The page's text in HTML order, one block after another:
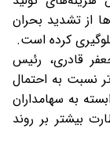
از تشدید بحران
کرده است.
قادری، رئیس
نسبت به احتمال
به سهامداران
بیشتر بر روند